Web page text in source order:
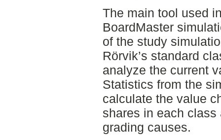
The main tool used
BoardMaster
of the study
Rörvik’s standard
analyze the current
Statistics from the
calculate the value
shares in each
grading causes.